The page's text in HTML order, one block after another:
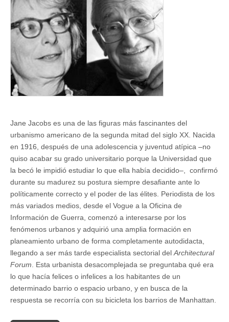
Jane Jacobs es una de las figuras más fascinantes del
urbanismo americano de la segunda mitad del siglo XX. Nacida
en 1916, después de una adolescencia y juventud atípica –no
quiso acabar su grado universitario porque la Universidad que
la becó le impidió estudiar lo que ella había decidido–, confirmó
durante su madurez su postura siempre desafiante ante lo
políticamente correcto y el poder de las élites. Periodista de los
más variados medios, desde el Vogue a la Oficina de
Información de Guerra, comenzó a interesarse por los
fenómenos urbanos y adquirió una amplia formación en
planeamiento urbano de forma completamente autodidacta,
llegando a ser más tarde especialista sectorial del Architectural
Forum . Esta urbanista desacomplejada se preguntaba qué era
lo que hacía felices o infelices a los habitantes de un
determinado barrio o espacio urbano, y en busca de la
respuesta se recorría con su bicicleta los barrios de Manhattan.